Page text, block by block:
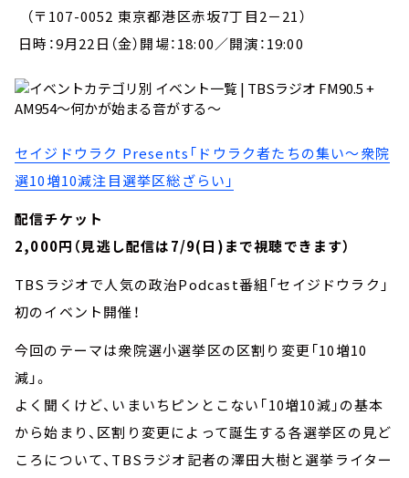
（〒107-0052 東京都港区赤坂7丁目2－21）
日時：9月22日（金）開場：18:00／開演：19:00
セイジドウラク Presents「ドウラク者たちの集い～衆院
選10増10減注目選挙区総ざらい」
配信チケット
2,000円（見逃し配信は7/9(日)まで視聴できます）
TBSラジオで人気の政治Podcast番組「セイジドウラク」
初のイベント開催！
今回のテーマは衆院選小選挙区の区割り変更「10増10
減」。
よく聞くけど、いまいちピンとこない「10増10減」の基本
から始まり、区割り変更によって誕生する各選挙区の見ど
ころについて、TBSラジオ記者の澤田大樹と選挙ライター